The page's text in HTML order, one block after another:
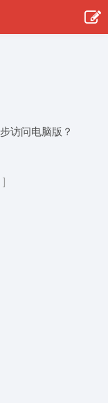
访问电脑版？
]